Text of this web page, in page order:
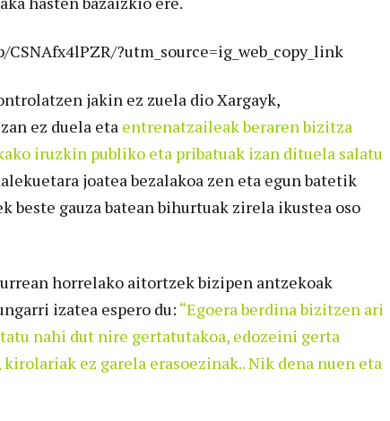
?utm_source=ig_web_copy_link
jakin ez zuela dio Xargayk,
ez duela eta entrenatzaileak beraren bizitza
iruzkin publiko eta pribatuak izan dituela salatu
joatea bezalakoa zen eta egun batetik
beste gauza batean bihurtuak zirela ikustea oso
horrelako aitortzek bizipen antzekoak
izatea espero du: “Egoera berdina bizitzen ari
nahi dut nire gertatutakoa, edozeini gerta
ez garela erasoezinak.. Nik dena nuen eta